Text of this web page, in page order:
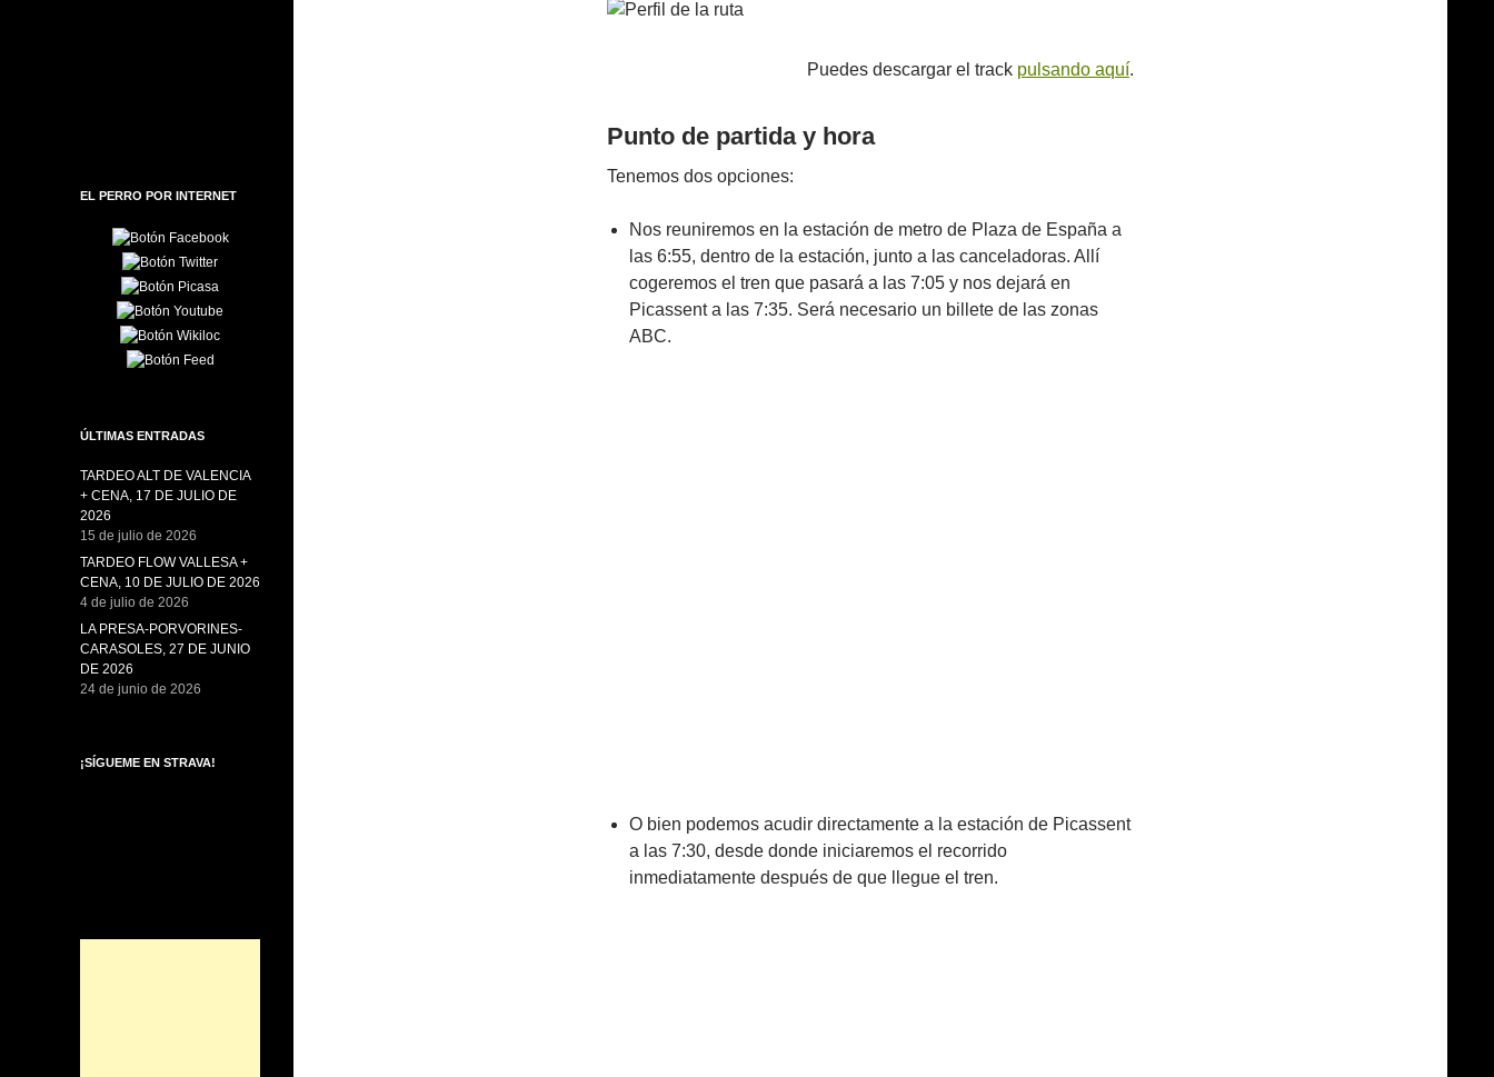
Puedes descargar el track pulsando aquí.
Punto de partida y hora
Tenemos dos opciones:
Nos reuniremos en la estación de metro de Plaza de España a
las 6:55, dentro de la estación, junto a las canceladoras. Allí
cogeremos el tren que pasará a las 7:05 y nos dejará en
Picassent a las 7:35. Será necesario un billete de las zonas
ABC.
O bien podemos acudir directamente a la estación de Picassent
a las 7:30, desde donde iniciaremos el recorrido
inmediatamente después de que llegue el tren.
EL PERRO POR INTERNET
ÚLTIMAS ENTRADAS
TARDEO ALT DE VALENCIA
+ CENA, 17 DE JULIO DE
2026
15 de julio de 2026
TARDEO FLOW VALLESA +
CENA, 10 DE JULIO DE 2026
4 de julio de 2026
LA PRESA-PORVORINES-
CARASOLES, 27 DE JUNIO
DE 2026
24 de junio de 2026
¡SÍGUEME EN STRAVA!